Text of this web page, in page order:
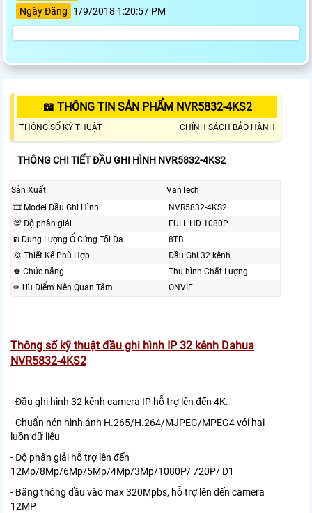
Ngày Đăng
1/9/2018 1:20:57 PM
📖 THÔNG TIN SẢN PHẨM NVR5832-4KS2
THÔNG SỐ KỸ THUẬT CHÍNH SÁCH BẢO HÀNH
THÔNG CHI TIẾT ĐẦU GHI HÌNH NVR5832-4KS2
Sản Xuất
VanTech
🎞 Model Đầu Ghi Hình
NVR5832-4KS2
💯 Độ phân giải
FULL HD 1080P
₪ Dung Lượng Ổ Cứng Tối Đa
8TB
💢 Thiết Kế Phù Hợp
Đầu Ghi 32 kênh
♚ Chức năng
Thu hình Chất Lượng
✏ Ưu Điểm Nên Quan Tâm
ONVIF
Thông số kỹ thuật đầu ghi hình IP 32 kênh Dahua
NVR5832-4KS2
- Đầu ghi hình 32 kênh camera IP hỗ trợ lên đến 4K.
- Chuẩn nén hình ảnh H.265/H.264/MJPEG/MPEG4 với hai
luồn dữ liệu
- Độ phân giải hỗ trợ lên đến
12Mp/8Mp/6Mp/5Mp/4Mp/3Mp/1080P/ 720P/ D1
- Băng thông đầu vào max 320Mpbs, hỗ trợ lên đến camera
12MP